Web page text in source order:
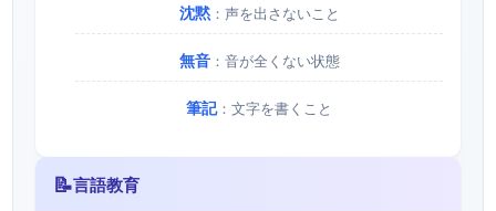
沈黙：声を出さないこと
無音：音が全くない状態
筆記：文字を書くこと
📝言語教育